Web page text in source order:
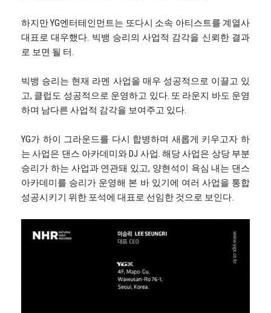
하지만 YG엔터테인먼트는 또다시 소속 아티스트를 계열사
대표로 대우했다. 빅뱅 승리의 사업적 감각을 신뢰한 결과
로 보면 될 터.
빅뱅 승리는 현재 라멘 사업을 매우 성공적으로 이끌고 있
고, 클럽도 성공적으로 운영하고 있다. 또 라운지 바도 운영
하며 남다른 사업적 감각을 보여주고 있다.
YG가 하이 그라운드를 다시 합병하며 새롭게 키우고자 하
는 사업은 댄스 아카데미와 DJ 사업. 해당 사업은 상당 부분
승리가 하는 사업과 연관돼 있고, 양현석이 욕심 내는 댄스
아카데미를 승리가 운영해 본 바 있기에 여러 사업을 통합
성공시키기 위한 포석에 대표로 선임한 것으로 보인다.